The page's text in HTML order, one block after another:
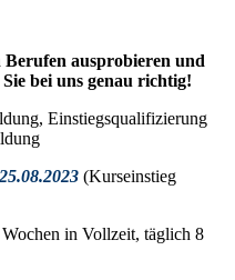
Berufen ausprobieren und
bei uns genau richtig!
Einstiegsqualifizierung
(Kurseinstieg
in Vollzeit, täglich 8